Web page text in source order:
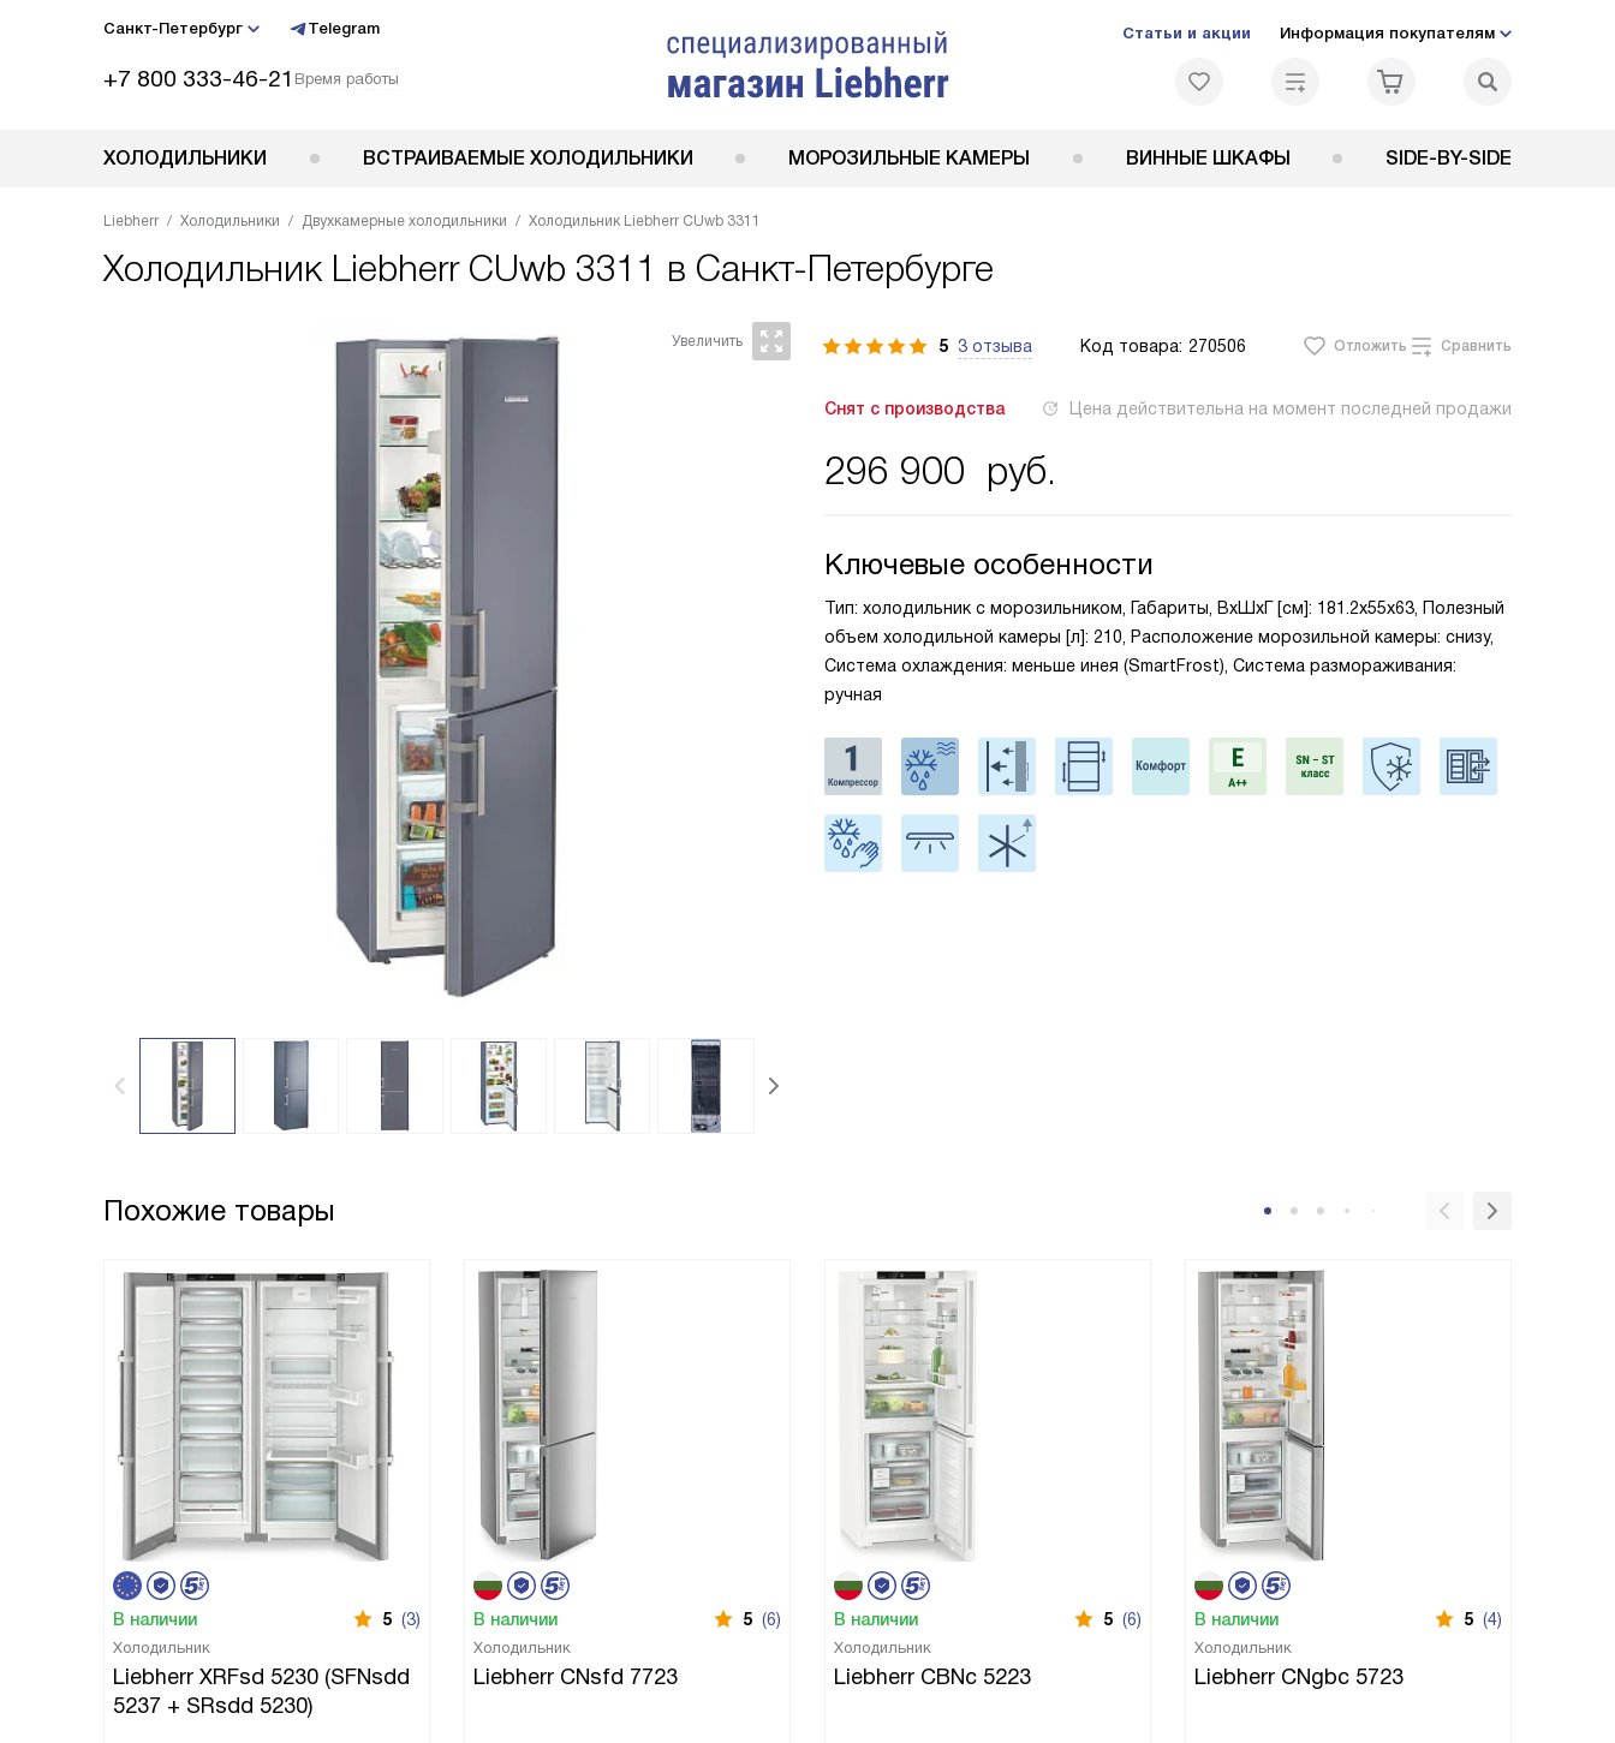
Санкт-Петербург Telegram
+7 800 333-46-21 Время работы
Статьи и акции Информация покупателям
ХОЛОДИЛЬНИКИ ВСТРАИВАЕМЫЕ ХОЛОДИЛЬНИКИ МОРОЗИЛЬНЫЕ КАМЕРЫ ВИННЫЕ ШКАФЫ SIDE-BY-SIDE
Liebherr Холодильники Двухкамерные холодильники Холодильник Liebherr CUwb 3311
Холодильник Liebherr CUwb 3311 в Санкт-Петербурге
5 3 отзыва Код товара: 270506 Отложить Сравнить
Снят с производства Цена действительна на момент последней продажи
296 900 руб.
Ключевые особенности
Тип: холодильник с морозильником, Габариты, ВxШxГ [см]: 181.2x55x63, Полезный
объем холодильной камеры [л]: 210, Расположение морозильной камеры: снизу,
Система охлаждения: меньше инея (SmartFrost), Система размораживания:
ручная
Похожие товары
В наличии 5 (3)
Холодильник
Liebherr XRFsd 5230 (SFNsdd
5237 + SRsdd 5230)
В наличии 5 (6)
Холодильник
Liebherr CNsfd 7723
В наличии 5 (6)
Холодильник
Liebherr CBNc 5223
В наличии 5 (4)
Холодильник
Liebherr CNgbc 5723